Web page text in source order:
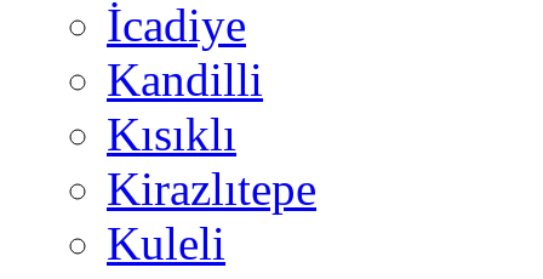
İcadiye
Kandilli
Kısıklı
Kirazlıtepe
Kuleli